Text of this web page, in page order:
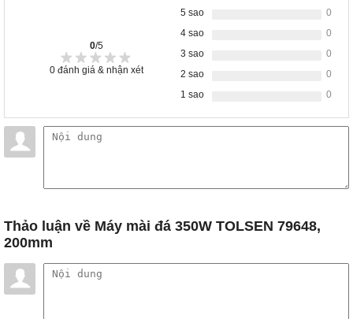
0/5
0 đánh giá & nhận xét
5 sao
0
4 sao
0
3 sao
0
2 sao
0
1 sao
0
Thảo luận về Máy mài đá 350W TOLSEN 79648,
200mm